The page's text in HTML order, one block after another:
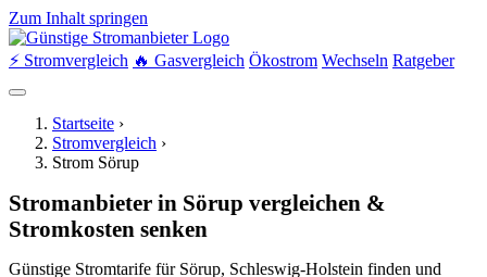
Zum Inhalt springen
⚡ Stromvergleich 🔥 Gasvergleich Ökostrom Wechseln Ratgeber
Startseite ›
Stromvergleich ›
Strom Sörup
Stromanbieter in Sörup vergleichen &
Stromkosten senken
Günstige Stromtarife für Sörup, Schleswig-Holstein finden und